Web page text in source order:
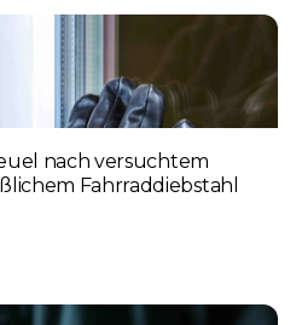
nach versuchtem
Fahrraddiebstahl